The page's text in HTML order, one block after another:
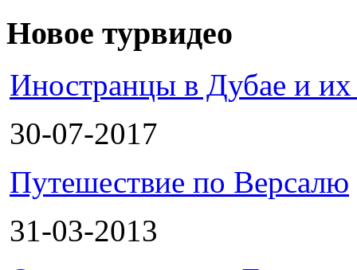
Новое турвидео
Иностранцы в Дубае и их
30-07-2017
Путешествие по Версалю
31-03-2013